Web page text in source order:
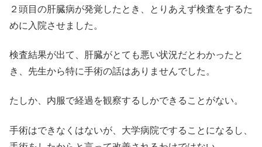
２頭目の肝臓病が発覚したとき、とりあえず検査をするた
めに入院させました。
検査結果が出て、肝臓がとても悪い状況だとわかったと
き、先生から特に手術の話はありませんでした。
たしか、内服で経過を観察するしかできることがない。
手術はできなくはないが、大学病院ですることになるし、